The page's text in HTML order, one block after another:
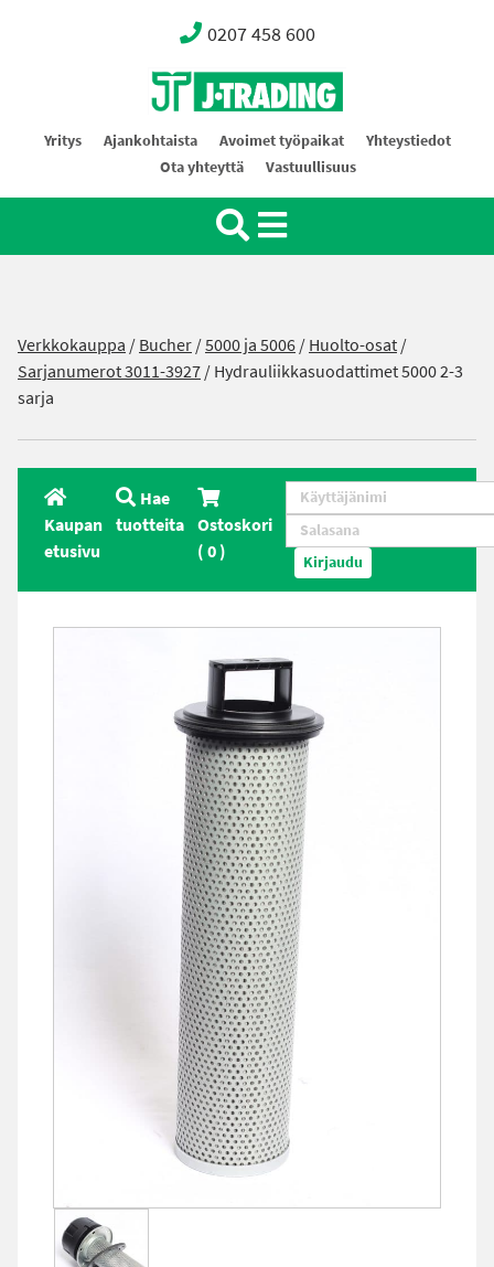
0207 458 600
Oy J-Trading Ab
Yritys Ajankohtaista Avoimet työpaikat
Yhteystiedot
Ota yhteyttä
Vastuullisuus
Verkkokauppa /Bucher/5000 ja 5006/Huolto-osat/
Sarjanumerot 3011-3927/ Hydrauliikkasuodattimet 5000 2-3
sarja
Kaupan
etusivu
Hae
tuotteita Ostoskori
(0) Kirjaudu